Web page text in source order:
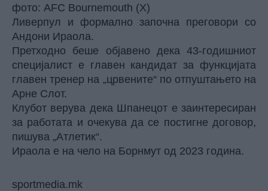
фото: AFC Bournemouth (X)
Ливерпул и формално започна преговори со
Андони Ираола.
Претходно беше објавено дека 43-годишниот
специјалист е главен кандидат за функцијата
главен тренер на „црвените“ по отпуштањето на
Арне Слот.
Клубот верува дека Шпанецот е заинтересиран
за работата и очекува да се постигне договор,
пишува „Атлетик“.
Ираола е на чело на Борнмут од 2023 година.
sportmedia.mk